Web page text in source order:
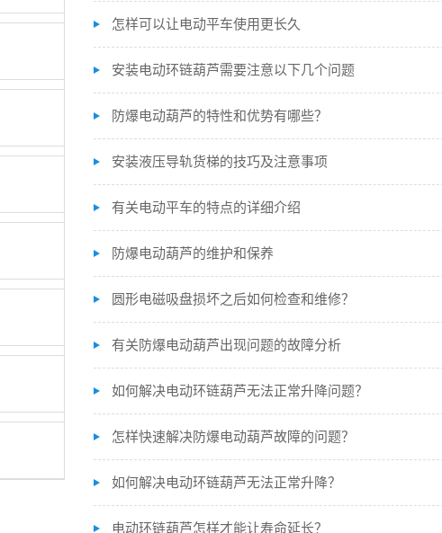
怎样可以让电动平车使用更长久
安装电动环链葫芦需要注意以下几个问题
防爆电动葫芦的特性和优势有哪些？
安装液压导轨货梯的技巧及注意事项
有关电动平车的特点的详细介绍
防爆电动葫芦的维护和保养
圆形电磁吸盘损坏之后如何检查和维修？
有关防爆电动葫芦出现问题的故障分析
如何解决电动环链葫芦无法正常升降问题？
怎样快速解决防爆电动葫芦故障的问题？
如何解决电动环链葫芦无法正常升降？
电动环链葫芦怎样才能让寿命延长？